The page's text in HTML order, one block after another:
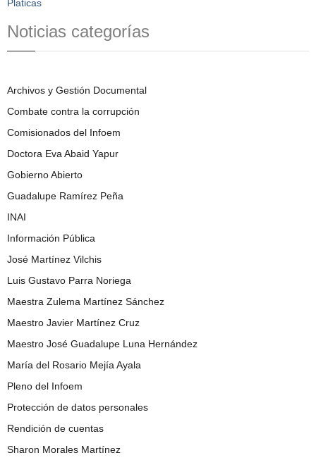
Platicas
Noticias categorías
Archivos y Gestión Documental
Combate contra la corrupción
Comisionados del Infoem
Doctora Eva Abaid Yapur
Gobierno Abierto
Guadalupe Ramírez Peña
INAI
Información Pública
José Martínez Vilchis
Luis Gustavo Parra Noriega
Maestra Zulema Martínez Sánchez
Maestro Javier Martínez Cruz
Maestro José Guadalupe Luna Hernández
María del Rosario Mejía Ayala
Pleno del Infoem
Protección de datos personales
Rendición de cuentas
Sharon Morales Martínez